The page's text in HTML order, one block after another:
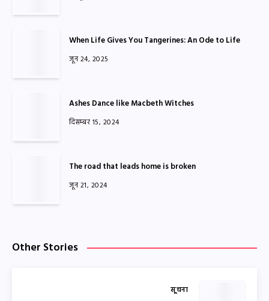
When Life Gives You Tangerines: An Ode to Life
जून 24, 2025
Ashes Dance like Macbeth Witches
दिसम्बर 15, 2024
The road that leads home is broken
जून 21, 2024
Other Stories
सूचना